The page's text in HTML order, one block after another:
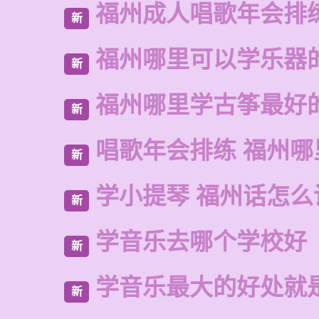
新 福州成人唱歌年会排
新 福州哪里可以学乐器
新 福州哪里学古筝最好
新 唱歌年会排练 福州
新 学小提琴 福州话怎
新 学音乐去哪个学校好
新 学音乐最大的好处就